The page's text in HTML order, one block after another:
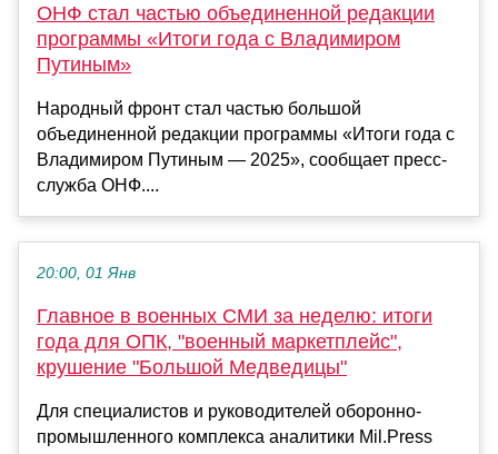
ОНФ стал частью объединенной редакции
программы «Итоги года с Владимиром
Путиным»
Народный фронт стал частью большой
объединенной редакции программы «Итоги года с
Владимиром Путиным — 2025», сообщает пресс-
служба ОНФ....
20:00, 01 Янв
Главное в военных СМИ за неделю: итоги
года для ОПК, "военный маркетплейс",
крушение "Большой Медведицы"
Для специалистов и руководителей оборонно-
промышленного комплекса аналитики Mil.Press